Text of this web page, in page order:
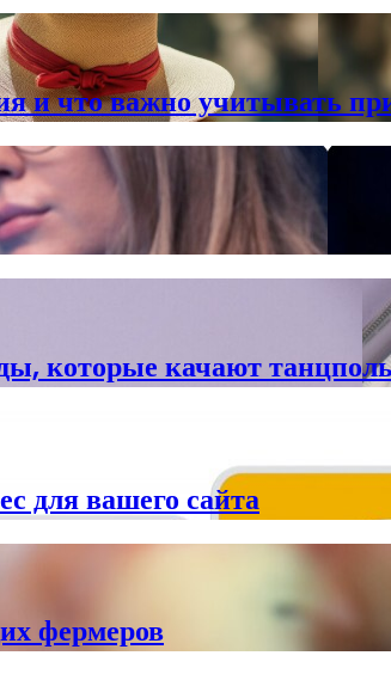
и что важно учитывать
которые качают
для вашего сайта
фермеров